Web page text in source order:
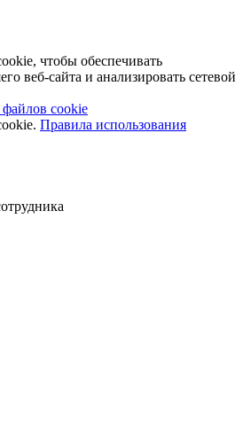
чтобы обеспечивать
веб-сайта и анализировать сетевой
cookie
Правила использования